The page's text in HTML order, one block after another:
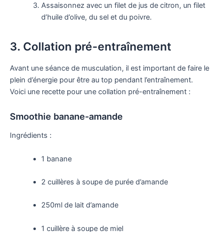
Assaisonnez avec un filet de jus de citron, un filet
d’huile d’olive, du sel et du poivre.
3. Collation pré-entraînement
Avant une séance de musculation, il est important de faire le
plein d’énergie pour être au top pendant l’entraînement.
Voici une recette pour une collation pré-entraînement :
Smoothie banane-amande
Ingrédients :
1 banane
2 cuillères à soupe de purée d’amande
250ml de lait d’amande
1 cuillère à soupe de miel